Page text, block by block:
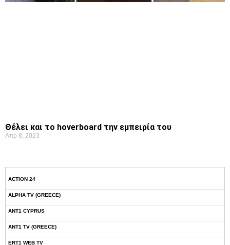
Θέλει και το hoverboard την εμπειρία του
Απρ 8, 2023
ACTION 24
ALPHA TV (GREECE)
ANT1 CYPRUS
ANT1 TV (GREECE)
ERT1 WEB TV